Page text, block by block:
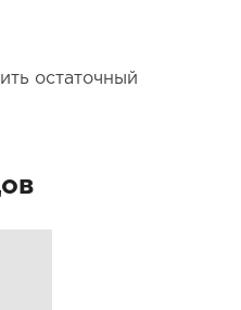
остаточный